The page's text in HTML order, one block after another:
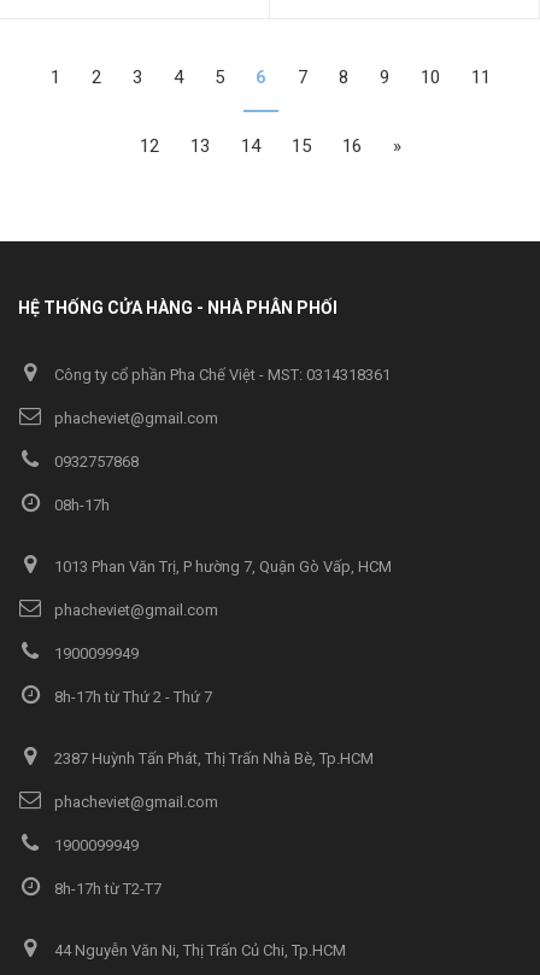
1 2 3 4 5 6 7 8 9 10 11
12 13 14 15 16 »
HỆ THỐNG CỬA HÀNG - NHÀ PHÂN PHỐI
Công ty cổ phần Pha Chế Việt - MST: 0314318361
phacheviet@gmail.com
0932757868
08h-17h
1013 Phan Văn Trị, P hường 7, Quận Gò Vấp, HCM
phacheviet@gmail.com
1900099949
8h-17h từ Thứ 2 - Thứ 7
2387 Huỳnh Tấn Phát, Thị Trấn Nhà Bè, Tp.HCM
phacheviet@gmail.com
1900099949
8h-17h từ T2-T7
44 Nguyễn Văn Ni, Thị Trấn Củ Chi, Tp.HCM